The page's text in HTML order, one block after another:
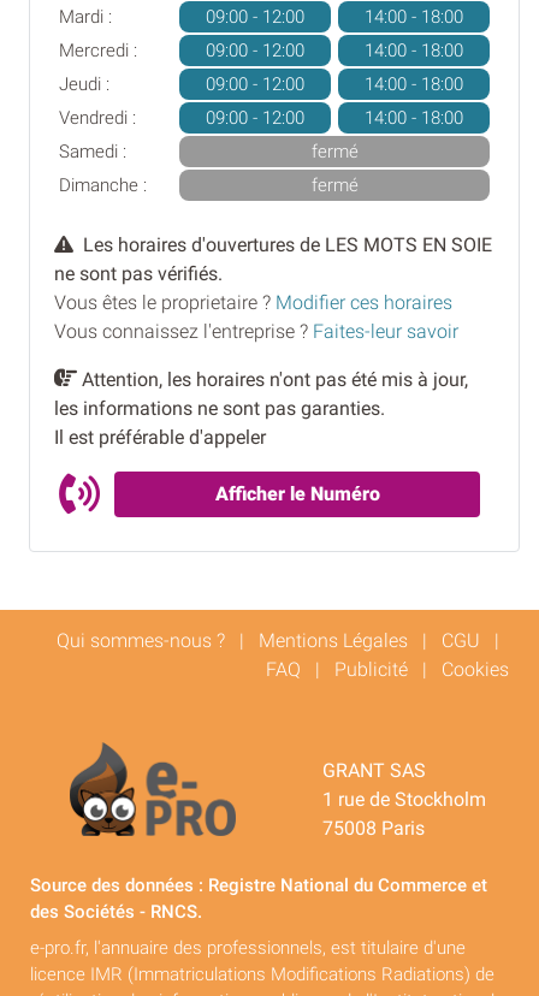
Mardi :
09:00 - 12:00
14:00 - 18:00
Mercredi :
09:00 - 12:00
14:00 - 18:00
Jeudi :
09:00 - 12:00
14:00 - 18:00
Vendredi :
09:00 - 12:00
14:00 - 18:00
Samedi :
fermé
Dimanche :
fermé
Les horaires d'ouvertures de LES MOTS EN SOIE
ne sont pas vérifiés.
Vous êtes le proprietaire ? Modifier ces horaires
Vous connaissez l'entreprise ? Faites-leur savoir
Attention, les horaires n'ont pas été mis à jour,
les informations ne sont pas garanties.
Il est préférable d'appeler
Afficher le Numéro
Qui sommes-nous ? | Mentions Légales | CGU |
FAQ | Publicité | Cookies
GRANT SAS
1 rue de Stockholm
75008 Paris
Source des données : Registre National du Commerce et
des Sociétés - RNCS.
e-pro.fr, l'annuaire des professionnels, est titulaire d'une
licence IMR (Immatriculations Modifications Radiations) de